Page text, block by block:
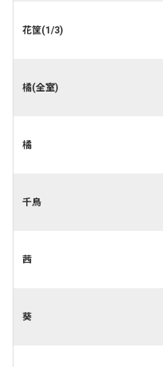
花筐(1/3)
橘(全室)
橘
千鳥
茜
葵